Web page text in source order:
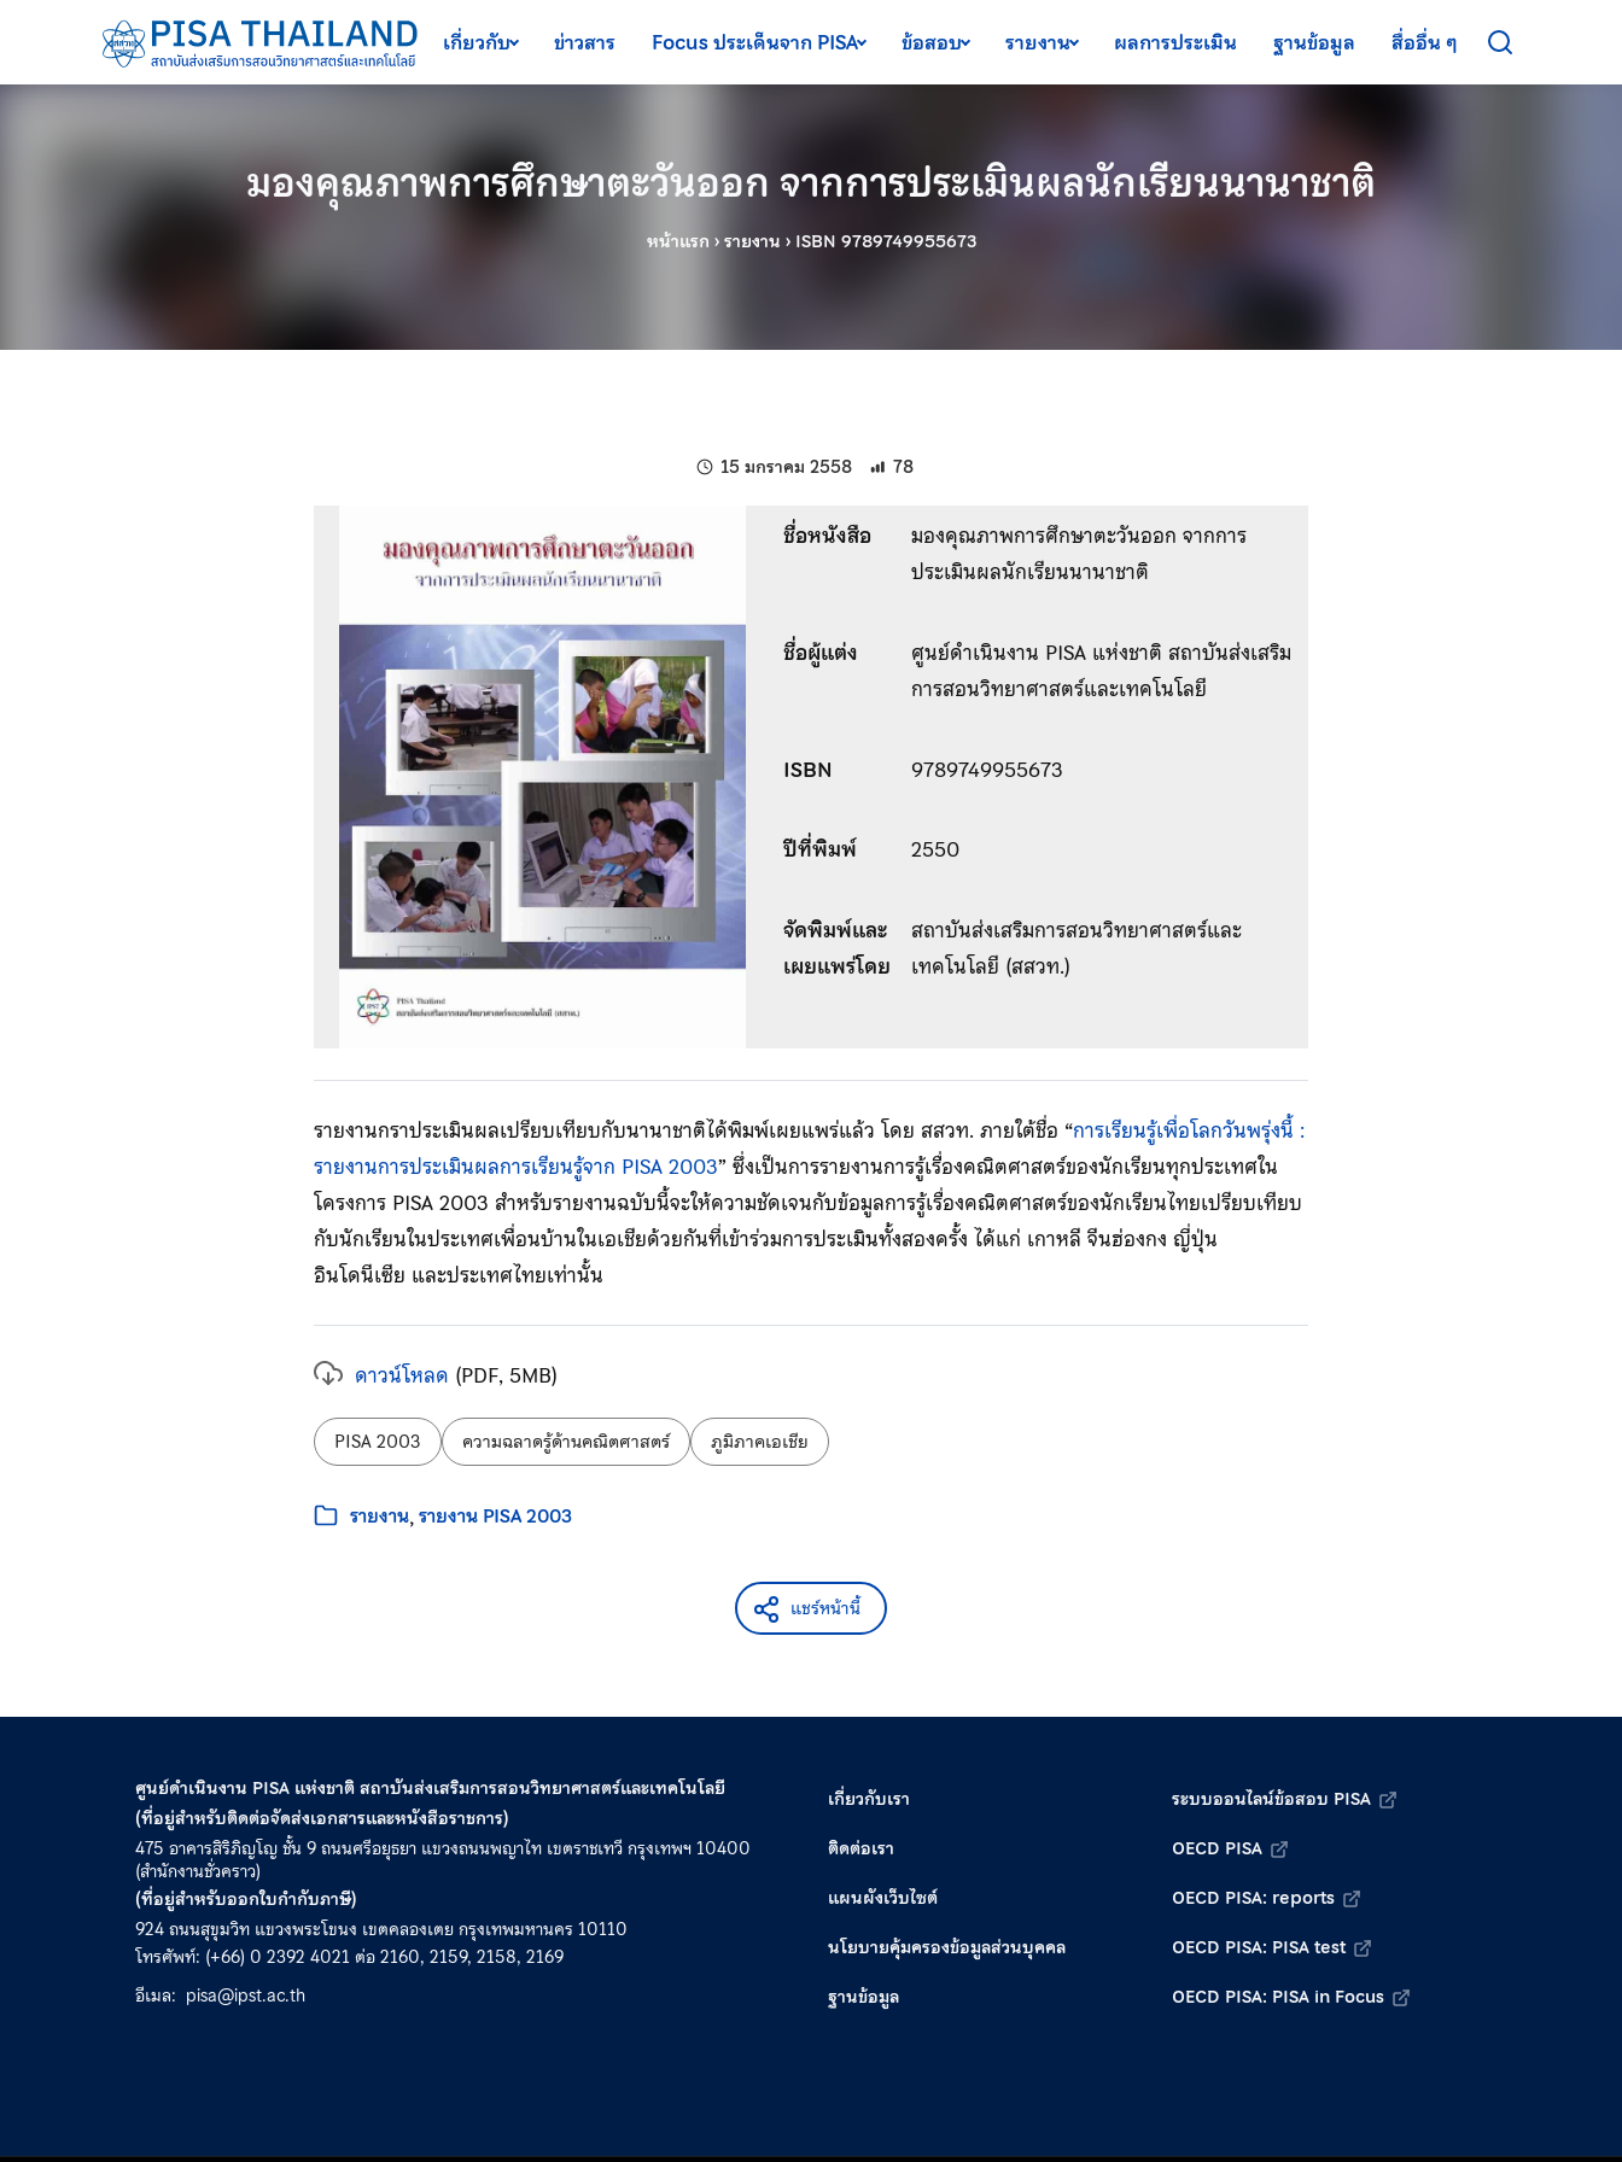
ข้ามไปยังเนื้อหาหลัก
เกี่ยวกับ
ข่าวสาร Focus ประเด็นจาก PISA ข้อสอบ รายงาน ผลการประเมิน ฐานข้อมูล สื่ออื่น ๆ
มองคุณภาพการศึกษาตะวันออก จากการประเมินผลนักเรียนนานาชาติ
หน้าแรก ›รายงาน › ISBN 9789749955673
15 มกราคม 2558 แก้ไขล่าสุดเมื่อ:
78
ชื่อหนังสือ
มองคุณภาพการศึกษาตะวันออก จากการ
ประเมินผลนักเรียนนานาชาติ
ชื่อผู้แต่ง
ศูนย์ดำเนินงาน PISA แห่งชาติ สถาบันส่งเสริม
การสอนวิทยาศาสตร์และเทคโนโลยี
ISBN 9789749955673
ปีที่พิมพ์ 2550
จัดพิมพ์และ
เผยแพร่โดย
สถาบันส่งเสริมการสอนวิทยาศาสตร์และ
เทคโนโลยี (สสวท.)
รายงานกราประเมินผลเปรียบเทียบกับนานาชาติได้พิมพ์เผยแพร่แล้ว โดย สสวท. ภายใต้ชื่อ “การเรียนรู้เพื่อโลกวันพรุ่งนี้ :
รายงานการประเมินผลการเรียนรู้จาก PISA 2003” ซึ่งเป็นการรายงานการรู้เรื่องคณิตศาสตร์ของนักเรียนทุกประเทศใน
โครงการ PISA 2003 สำหรับรายงานฉบับนี้จะให้ความชัดเจนกับข้อมูลการรู้เรื่องคณิตศาสตร์ของนักเรียนไทยเปรียบเทียบ
กับนักเรียนในประเทศเพื่อนบ้านในเอเชียด้วยกันที่เข้าร่วมการประเมินทั้งสองครั้ง ได้แก่ เกาหลี จีนฮ่องกง ญี่ปุ่น
อินโดนีเซีย และประเทศไทยเท่านั้น
ดาวน์โหลด (PDF, 5MB)
ป้ายกำกับ:
PISA 2003 ความฉลาดรู้ด้านคณิตศาสตร์ ภูมิภาคเอเชีย
หมวดหมู่:
รายงาน รายงาน PISA 2003
แชร์หน้านี้
ศูนย์ดำเนินงาน PISA แห่งชาติ สถาบันส่งเสริมการสอนวิทยาศาสตร์และเทคโนโลยี
(ที่อยู่สำหรับติดต่อจัดส่งเอกสารและหนังสือราชการ)
475 อาคารสิริภิญโญ ชั้น 9 ถนนศรีอยุธยา แขวงถนนพญาไท เขตราชเทวี กรุงเทพฯ 10400
(สำนักงานชั่วคราว)
(ที่อยู่สำหรับออกใบกำกับภาษี)
924 ถนนสุขุมวิท แขวงพระโขนง เขตคลองเตย กรุงเทพมหานคร 10110
โทรศัพท์: (+66) 0 2392 4021 ต่อ 2160, 2159, 2158, 2169
อีเมล: pisa@ipst.ac.th
เกี่ยวกับเรา
ติดต่อเรา
แผนผังเว็บไซต์
นโยบายคุ้มครองข้อมูลส่วนบุคคล
ฐานข้อมูล
ระบบออนไลน์ข้อสอบ PISA
OECD PISA
OECD PISA: reports
OECD PISA: PISA test
OECD PISA: PISA in Focus